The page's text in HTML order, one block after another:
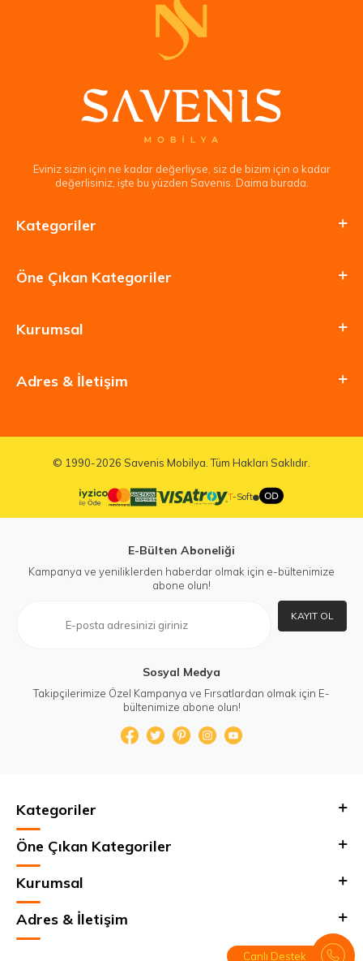
Canlı Destek
Eviniz sizin için ne kadar değerliyse, siz de bizim için o kadar
değerlisiniz, işte bu yüzden Savenis. Daima burada.
Kategoriler
Öne Çıkan Kategoriler
Kurumsal
Adres & İletişim
© 1990-2026 Savenis Mobilya. Tüm Hakları Saklıdır.
T-Soft
E-Bülten Aboneliği
Kampanya ve yeniliklerden haberdar olmak için e-bültenimize
abone olun!
KAYIT OL
Sosyal Medya
Takipçilerimize Özel Kampanya ve Fırsatlardan olmak için E-
bültenimize abone olun!
Kategoriler
Öne Çıkan Kategoriler
Kurumsal
Adres & İletişim